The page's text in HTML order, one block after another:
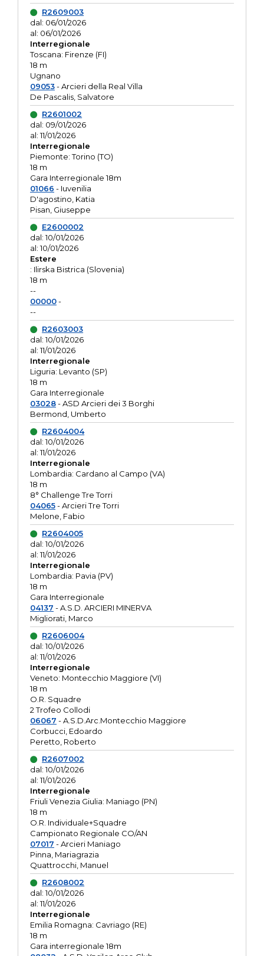
R2609003
dal: 06/01/2026
al: 06/01/2026
Interregionale
Toscana: Firenze (FI)
18 m
Ugnano
09053- Arcieri della Real Villa
De Pascalis, Salvatore
R2601002
dal: 09/01/2026
al: 11/01/2026
Interregionale
Piemonte: Torino (TO)
18 m
Gara Interregionale 18m
01066 - Iuvenilia
D'agostino, Katia
Pisan, Giuseppe
E2600002
dal: 10/01/2026
al: 10/01/2026
Estere
: Ilirska Bistrica (Slovenia)
18 m
--
00000-
--
R2603003
dal: 10/01/2026
al: 11/01/2026
Interregionale
Liguria: Levanto (SP)
18 m
Gara Interregionale
03028- ASD Arcieri dei 3 Borghi
Bermond, Umberto
R2604004
dal: 10/01/2026
al: 11/01/2026
Interregionale
Lombardia: Cardano al Campo (VA)
18 m
8° Challenge Tre Torri
04065- Arcieri Tre Torri
Melone, Fabio
R2604005
dal: 10/01/2026
al: 11/01/2026
Interregionale
Lombardia: Pavia (PV)
18 m
Gara Interregionale
04137 - A.S.D. ARCIERI MINERVA
Migliorati, Marco
R2606004
dal: 10/01/2026
al: 11/01/2026
Interregionale
Veneto: Montecchio Maggiore (VI)
18 m
O.R. Squadre
2 Trofeo Collodi
06067 - A.S.D.Arc.Montecchio Maggiore
Corbucci, Edoardo
Peretto, Roberto
R2607002
dal: 10/01/2026
al: 11/01/2026
Interregionale
Friuli Venezia Giulia: Maniago (PN)
18 m
O.R. Individuale+Squadre
Campionato Regionale CO/AN
07017 - Arcieri Maniago
Pinna, Mariagrazia
Quattrocchi, Manuel
R2608002
dal: 10/01/2026
al: 11/01/2026
Interregionale
Emilia Romagna: Cavriago (RE)
18 m
Gara interregionale 18m